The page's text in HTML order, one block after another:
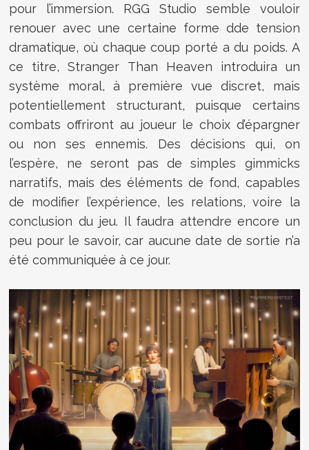
pour l’immersion. RGG Studio semble vouloir
renouer avec une certaine forme dde tension
dramatique, où chaque coup porté a du poids. A
ce titre, Stranger Than Heaven introduira un
système moral, à première vue discret, mais
potentiellement structurant, puisque certains
combats offriront au joueur le choix d’épargner
ou non ses ennemis. Des décisions qui, on
l’espère, ne seront pas de simples gimmicks
narratifs, mais des éléments de fond, capables
de modifier l’expérience, les relations, voire la
conclusion du jeu. Il faudra attendre encore un
peu pour le savoir, car aucune date de sortie n’a
été communiquée à ce jour.